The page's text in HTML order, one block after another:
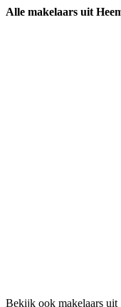
Alle makelaars uit
Bekijk ook makelaars uit